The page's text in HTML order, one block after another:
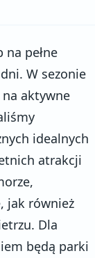
na pełne
W sezonie
aktywne
idealnych
atrakcji
jak również
Dla
będą parki